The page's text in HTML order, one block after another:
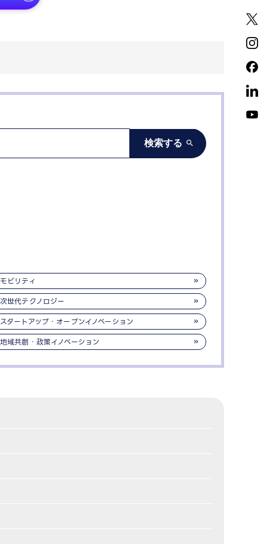
モビリティ
次世代テクノロジー
スタートアップ・オープンイノベーション
地域共創・政策イノベーション